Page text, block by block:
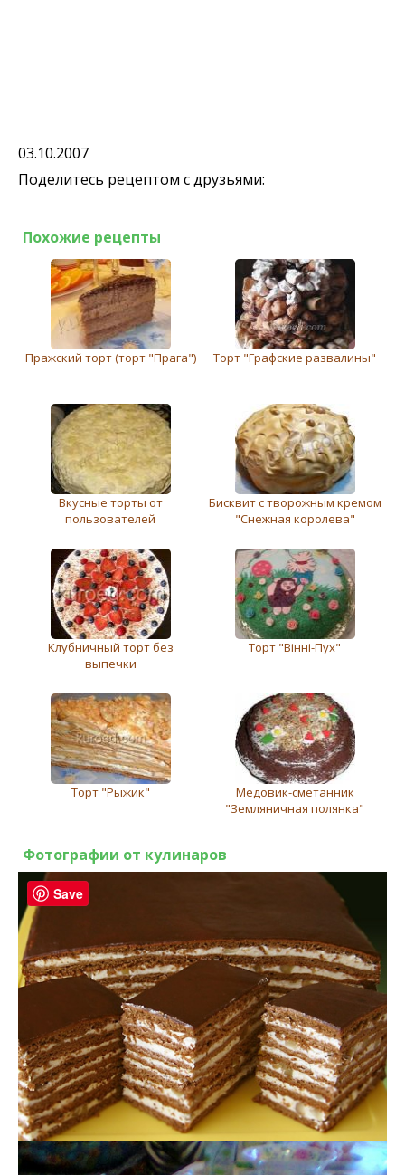
03.10.2007
Поделитесь рецептом с друзьями:
Похожие рецепты
Пражский торт (торт "Прага") Торт "Графскиe развалины"
Вкусные торты от
пользователей
Бисквит с творожным кремом
"Снежная королева"
Клубничный торт без
выпечки
Торт "Вінні-Пух"
Торт "Рыжик"
Медовик-сметанник
"Земляничная полянка"
Фотографии от кулинаров
Save